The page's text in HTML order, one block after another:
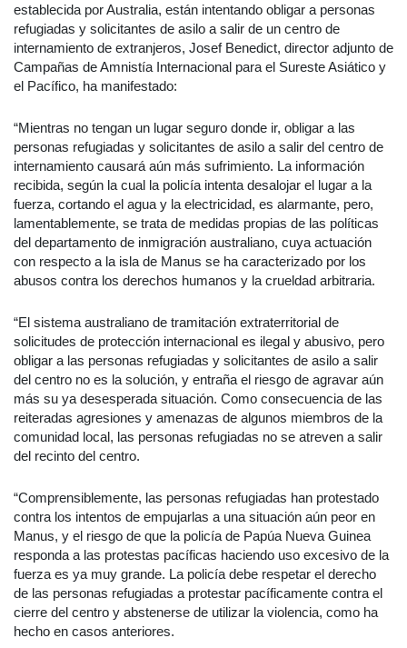
establecida por Australia, están intentando obligar a personas
refugiadas y solicitantes de asilo a salir de un centro de
internamiento de extranjeros, Josef Benedict, director adjunto de
Campañas de Amnistía Internacional para el Sureste Asiático y
el Pacífico, ha manifestado:
“Mientras no tengan un lugar seguro donde ir, obligar a las
personas refugiadas y solicitantes de asilo a salir del centro de
internamiento causará aún más sufrimiento. La información
recibida, según la cual la policía intenta desalojar el lugar a la
fuerza, cortando el agua y la electricidad, es alarmante, pero,
lamentablemente, se trata de medidas propias de las políticas
del departamento de inmigración australiano, cuya actuación
con respecto a la isla de Manus se ha caracterizado por los
abusos contra los derechos humanos y la crueldad arbitraria.
“El sistema australiano de tramitación extraterritorial de
solicitudes de protección internacional es ilegal y abusivo, pero
obligar a las personas refugiadas y solicitantes de asilo a salir
del centro no es la solución, y entraña el riesgo de agravar aún
más su ya desesperada situación. Como consecuencia de las
reiteradas agresiones y amenazas de algunos miembros de la
comunidad local, las personas refugiadas no se atreven a salir
del recinto del centro.
“Comprensiblemente, las personas refugiadas han protestado
contra los intentos de empujarlas a una situación aún peor en
Manus, y el riesgo de que la policía de Papúa Nueva Guinea
responda a las protestas pacíficas haciendo uso excesivo de la
fuerza es ya muy grande. La policía debe respetar el derecho
de las personas refugiadas a protestar pacíficamente contra el
cierre del centro y abstenerse de utilizar la violencia, como ha
hecho en casos anteriores.